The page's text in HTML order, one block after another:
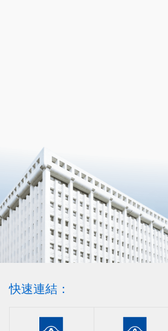
快速連結：